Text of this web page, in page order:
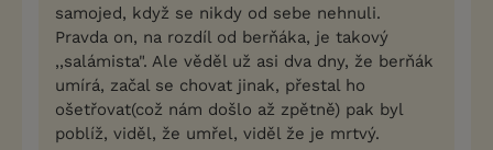
samojed, když se nikdy od sebe nehnuli.
Pravda on, na rozdíl od berňáka, je takový
,,salámista". Ale věděl už asi dva dny, že berňák
umírá, začal se chovat jinak, přestal ho
ošetřovat(což nám došlo až zpětně) pak byl
poblíž, viděl, že umřel, viděl že je mrtvý.